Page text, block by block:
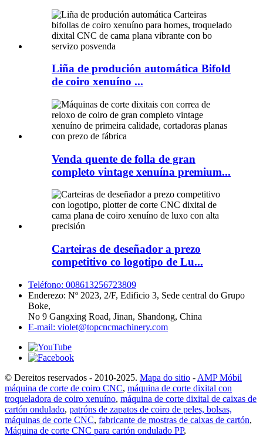
Liña de produción automática Bifold
de coiro xenuíno ...
Venda quente de folla de gran
completo vintage xenuína premium...
Carteiras de deseñador a prezo
competitivo co logotipo de Lu...
Teléfono: 008613256723809
Enderezo: Nº 2023, 2/F, Edificio 3, Sede central do Grupo
Boke,
No 9 Gangxing Road, Jinan, Shandong, China
E-mail: violet@topcncmachinery.com
© Dereitos reservados - 2010-2025. Mapa do sitio - AMP Móbil
máquina de corte de coiro CNC, máquina de corte dixital con
troqueladora de coiro xenuíno, máquina de corte dixital de caixas de
cartón ondulado, patróns de zapatos de coiro de peles, bolsas,
máquinas de corte CNC, fabricante de mostras de caixas de cartón,
Máquina de corte CNC para cartón ondulado PP,